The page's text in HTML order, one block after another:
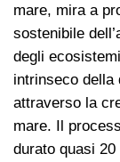
mare, mira a
sostenibile
degli
intrinseco della
attraverso la
mare. Il
durato quasi